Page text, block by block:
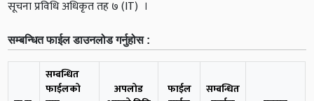
सूचना प्रविधि अधिकृत तह ७ (IT) ।
सम्बन्धित फाईल डाउनलोड गर्नुहोस :
सम्बन्धित
फाईलको
अपलोड
फाईल
सम्बन्धित